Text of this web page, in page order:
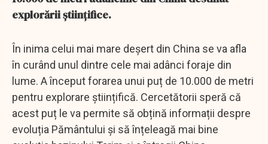
explorării științifice.
În inima celui mai mare deșert din China se va afla
în curând unul dintre cele mai adânci foraje din
lume. A început forarea unui puț de 10.000 de metri
pentru explorare științifică. Cercetătorii speră că
acest puț le va permite să obțină informații despre
evoluția Pământului și să înțeleagă mai bine